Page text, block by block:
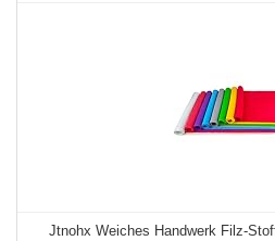
Jtnohx Weiches Handwerk Filz-